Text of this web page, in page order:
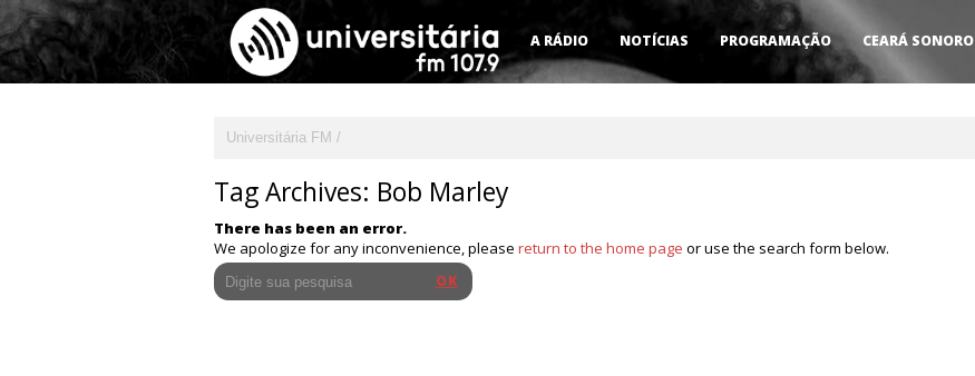
A RÁDIO NOTÍCIAS PROGRAMAÇÃO CEARÁ SONORO
Universitária FM
Tag Archives: Bob Marley
There has been an error.
We apologize for any inconvenience, please return to the home page or use the search form below.